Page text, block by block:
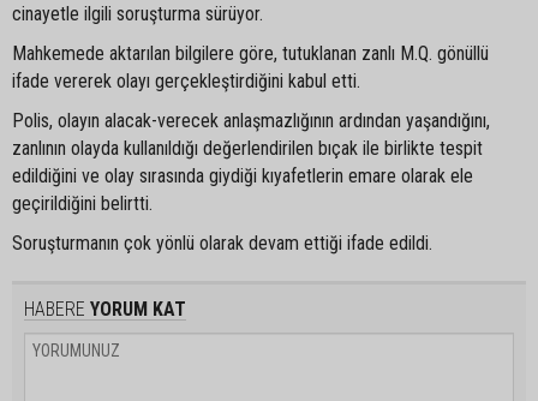
cinayetle ilgili soruşturma sürüyor.
Mahkemede aktarılan bilgilere göre, tutuklanan zanlı M.Q. gönüllü
ifade vererek olayı gerçekleştirdiğini kabul etti.
Polis, olayın alacak-verecek anlaşmazlığının ardından yaşandığını,
zanlının olayda kullanıldığı değerlendirilen bıçak ile birlikte tespit
edildiğini ve olay sırasında giydiği kıyafetlerin emare olarak ele
geçirildiğini belirtti.
Soruşturmanın çok yönlü olarak devam ettiği ifade edildi.
HABERE YORUM KAT